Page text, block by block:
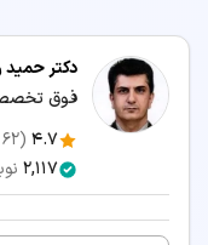
دکتر گوارش و کبد
سرویس‌های مرتبط:
مشاوره آنلاین دکتر
دکتر حمید
4.7
(
62
2,117